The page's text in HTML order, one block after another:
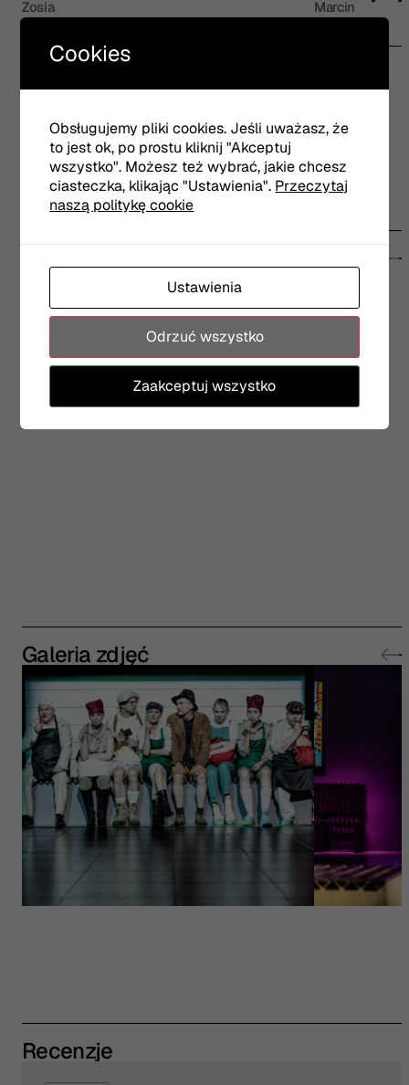
Zosia Marcin
Artur Steranko
Galeria zdjęć
Recenzje
Cookies
Obsługujemy pliki cookies. Jeśli uważasz, że
to jest ok, po prostu kliknij "Akceptuj
wszystko". Możesz też wybrać, jakie chcesz
ciasteczka, klikając "Ustawienia". Przeczytaj
naszą politykę cookie
Ustawienia
Odrzuć wszystko
Zaakceptuj wszystko